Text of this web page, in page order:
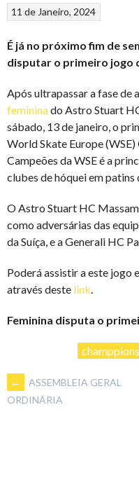
11 de Janeiro, 2024
É já no próximo fim de
disputar o primeiro jogo
Após ultrapassar a fase de
femininado Astro Stuart
sábado, 13 de janeiro, o
World Skate Europe (WSE)
Campeões da WSE é a
clubes de hóquei em patins
O Astro Stuart HC
como adversárias das
da Suíça, e a Generali HC
Poderá assistir a este jogo
através deste link.
Feminina disputa o
POST
←
ASSEMBLEIA GERAL
ORDINÁRIA